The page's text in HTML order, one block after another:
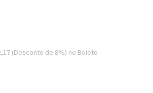
(Desconto de 8%) no Boleto